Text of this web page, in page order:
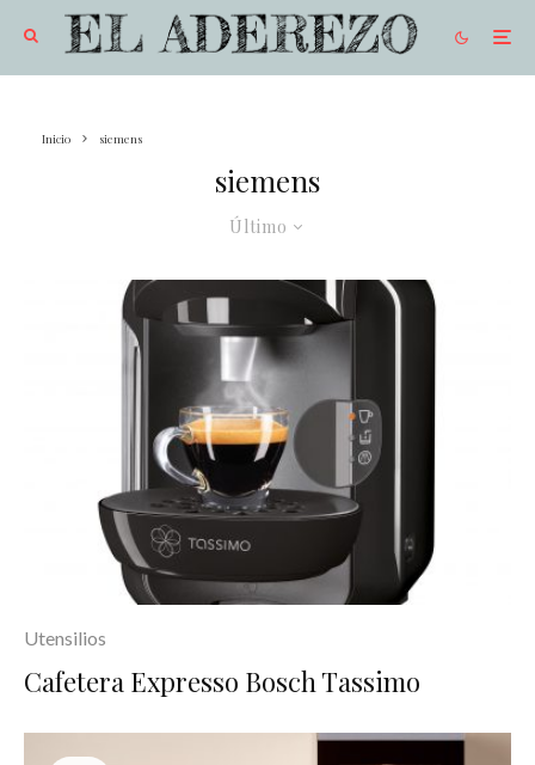
Inicio siemens
siemens
Último
Utensilios
Cafetera Expresso Bosch Tassimo